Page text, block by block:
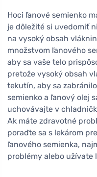
Hoci ľanové semienko
je dôležité si uvedomiť
na vysoký obsah
množstvom ľanového
aby sa vaše telo
pretože vysoký obsah
tekutín, aby sa
semienko a ľanový olej
uchovávajte v
Ak máte zdravotné
poraďte sa s lekárom
ľanového semienka,
problémy alebo užívate